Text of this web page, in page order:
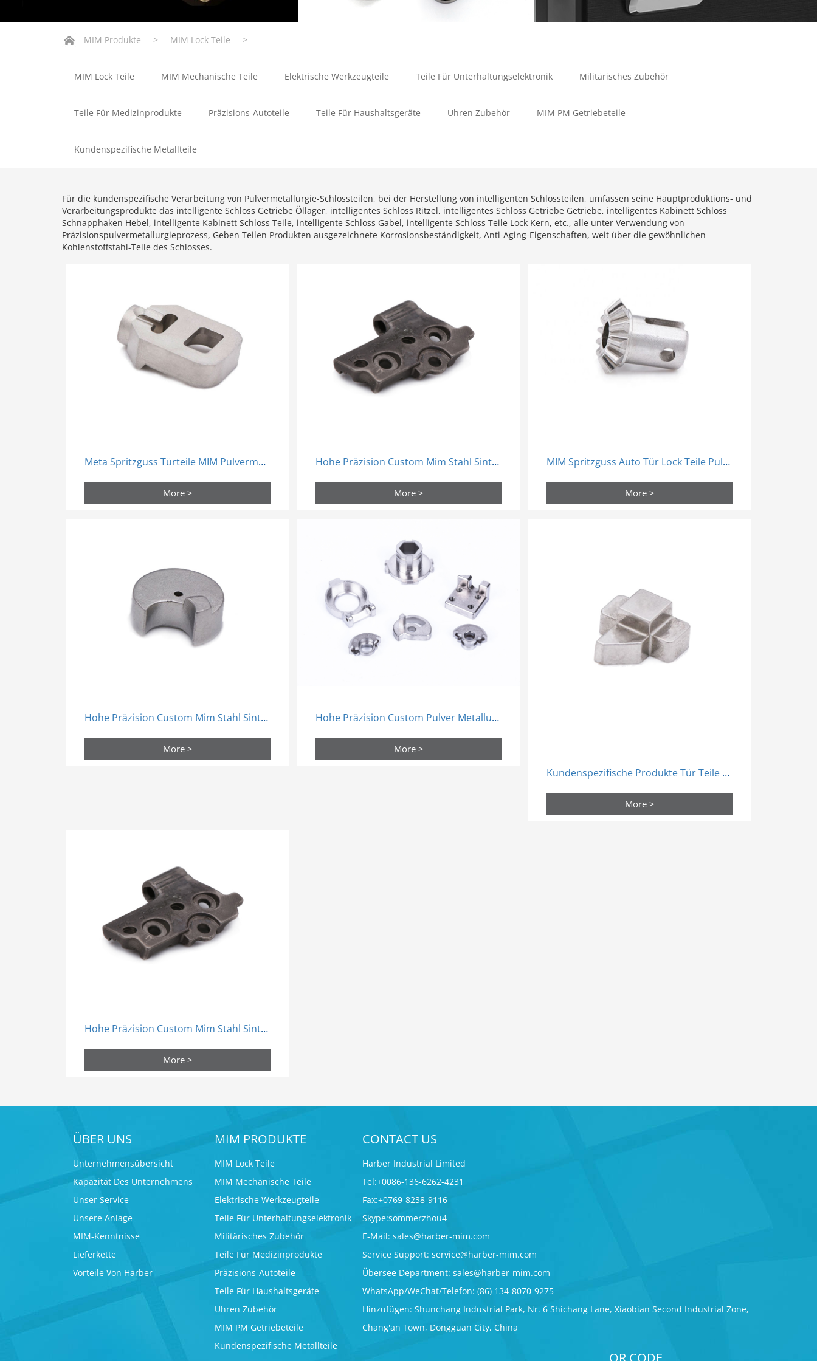
MIM Produkte > MIM Lock Teile >
MIM Lock Teile MIM Mechanische Teile Elektrische Werkzeugteile Teile Für Unterhaltungselektronik Militärisches Zubehör
Teile Für Medizinprodukte Präzisions-Autoteile Teile Für Haushaltsgeräte Uhren Zubehör MIM PM Getriebeteile
Kundenspezifische Metallteile
Für die kundenspezifische Verarbeitung von Pulvermetallurgie-Schlossteilen, bei der Herstellung von intelligenten Schlossteilen, umfassen seine Hauptproduktions- und
Verarbeitungsprodukte das intelligente Schloss Getriebe Öllager, intelligentes Schloss Ritzel, intelligentes Schloss Getriebe Getriebe, intelligentes Kabinett Schloss
Schnapphaken Hebel, intelligente Kabinett Schloss Teile, intelligente Schloss Gabel, intelligente Schloss Teile Lock Kern, etc., alle unter Verwendung von
Präzisionspulvermetallurgieprozess, Geben Teilen Produkten ausgezeichnete Korrosionsbeständigkeit, Anti-Aging-Eigenschaften, weit über die gewöhnlichen
Kohlenstoffstahl-Teile des Schlosses.
Meta Spritzguss Türteile MIM Pulvermetallurgie
More >
Hohe Präzision Custom Mim Stahl Sinter Prozess Teile Pulver Metallurgie
More >
MIM Spritzguss Auto Tür Lock Teile Pulver Sintern
More >
Hohe Präzision Custom Mim Stahl Sinter Prozess Teile Pulver Metallurgie
More >
Hohe Präzision Custom Pulver Metallurgie Sintern Metall Mim Produkte
More >
Kundenspezifische Produkte Tür Teile Bolzen Lock Zunge Pulver Metallurgie Form
More >
Hohe Präzision Custom Mim Stahl Sinter Prozess Teile Pulver Metallurgie
More >
ÜBER UNS
Unternehmensübersicht
Kapazität Des Unternehmens
Unser Service
Unsere Anlage
MIM-Kenntnisse
Lieferkette
Vorteile Von Harber
MIM PRODUKTE
MIM Lock Teile
MIM Mechanische Teile
Elektrische Werkzeugteile
Teile Für Unterhaltungselektronik
Militärisches Zubehör
Teile Für Medizinprodukte
Präzisions-Autoteile
Teile Für Haushaltsgeräte
Uhren Zubehör
MIM PM Getriebeteile
Kundenspezifische Metallteile
CONTACT US
Harber Industrial Limited
Tel:+0086-136-6262-4231
Fax:+0769-8238-9116
Skype:sommerzhou4
E-Mail: sales@harber-mim.com
Service Support: service@harber-mim.com
Übersee Department: sales@harber-mim.com
WhatsApp/WeChat/Telefon: (86) 134-8070-9275
Hinzufügen: Shunchang Industrial Park, Nr. 6 Shichang Lane, Xiaobian Second Industrial Zone,
Chang'an Town, Dongguan City, China
QR CODE